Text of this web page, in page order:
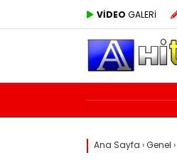
VİDEO GALERİ
Ana Sayfa ›Genel ›